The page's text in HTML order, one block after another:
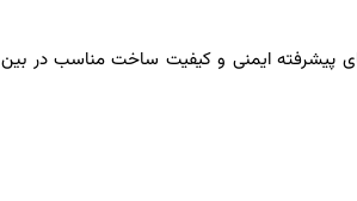
به صفحه‌نمایش بزرگ، سانروف پانورامیک، دوربین ۳۶۰ درجه، رادارهای پیشرفته ایمنی و کیفیت ساخت مناسب در بین